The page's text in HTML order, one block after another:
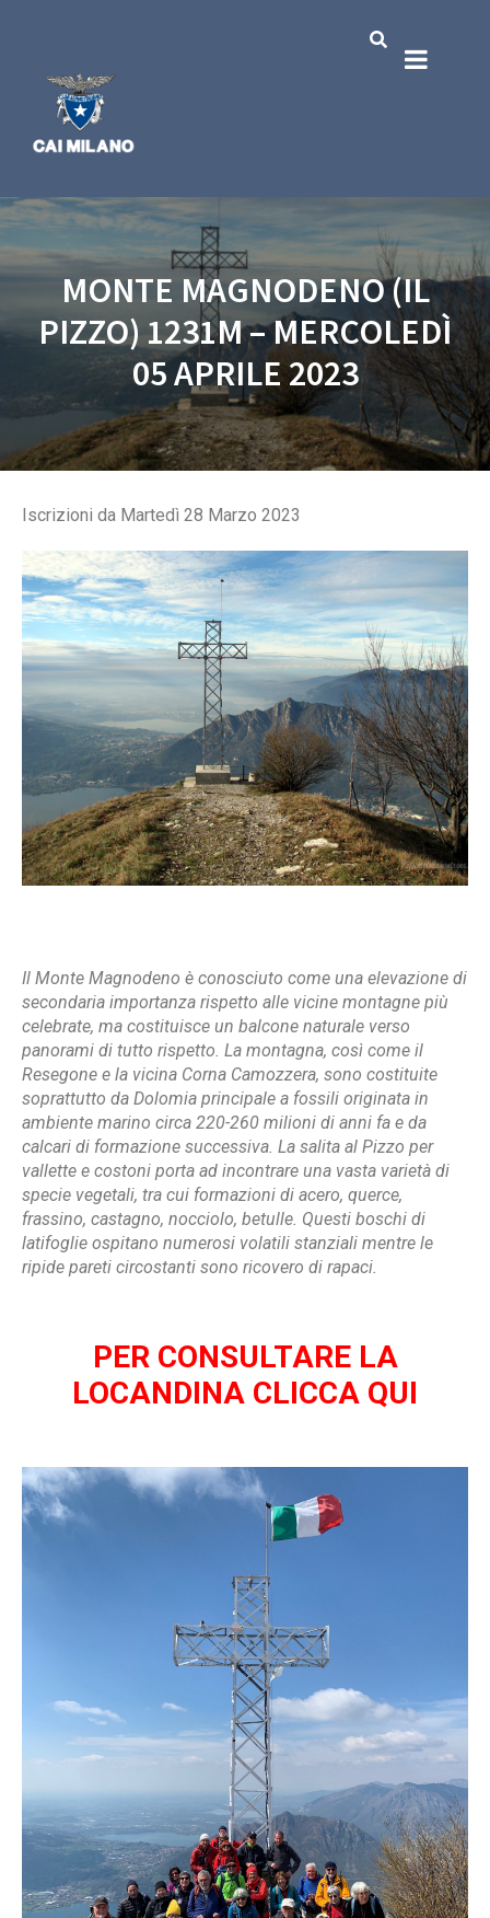
MONTE MAGNODENO (IL
PIZZO) 1231M – MERCOLEDÌ
05 APRILE 2023
Iscrizioni da Martedì 28 Marzo 2023
Il Monte Magnodeno è conosciuto come una elevazione di
secondaria importanza rispetto alle vicine montagne più
celebrate, ma costituisce un balcone naturale verso
panorami di tutto rispetto. La montagna, così come il
Resegone e la vicina Corna Camozzera, sono costituite
soprattutto da Dolomia principale a fossili originata in
ambiente marino circa 220-260 milioni di anni fa e da
calcari di formazione successiva. La salita al Pizzo per
vallette e costoni porta ad incontrare una vasta varietà di
specie vegetali, tra cui formazioni di acero, querce,
frassino, castagno, nocciolo, betulle. Questi boschi di
latifoglie ospitano numerosi volatili stanziali mentre le
ripide pareti circostanti sono ricovero di rapaci.
PER CONSULTARE LA
LOCANDINA CLICCA QUI